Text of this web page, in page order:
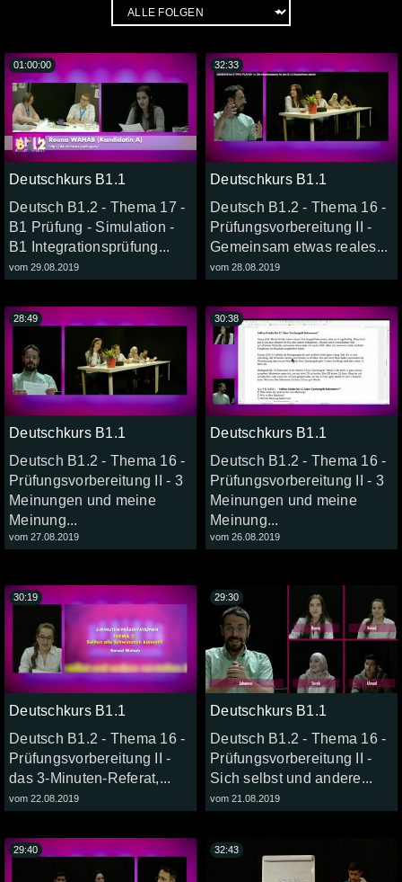
Deutschkurs B1.1
Deutsch B1.2 - Thema 17 -
B1 Prüfung - Simulation -
B1 Integrationsprüfung...
vom 29.08.2019
01:00:00
Deutschkurs B1.1
Deutsch B1.2 - Thema 16 -
Prüfungsvorbereitung II -
Gemeinsam etwas reales...
vom 28.08.2019
32:33
Deutschkurs B1.1
Deutsch B1.2 - Thema 16 -
Prüfungsvorbereitung II - 3
Meinungen und meine
Meinung...
vom 27.08.2019
28:49
Deutschkurs B1.1
Deutsch B1.2 - Thema 16 -
Prüfungsvorbereitung II - 3
Meinungen und meine
Meinung...
vom 26.08.2019
30:38
Deutschkurs B1.1
Deutsch B1.2 - Thema 16 -
Prüfungsvorbereitung II -
das 3-Minuten-Referat,...
vom 22.08.2019
30:19
Deutschkurs B1.1
Deutsch B1.2 - Thema 16 -
Prüfungsvorbereitung II -
Sich selbst und andere...
vom 21.08.2019
29:30
29:40 32:43